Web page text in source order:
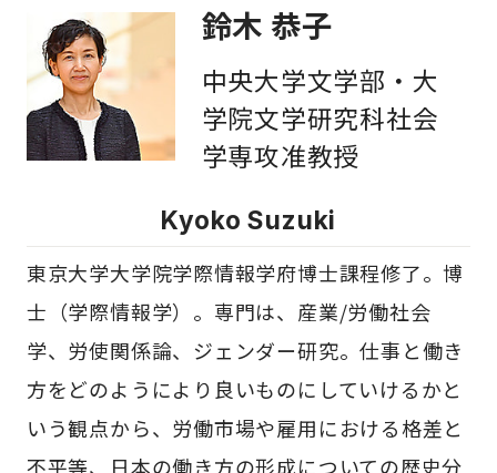
鈴木 恭子
中央大学文学部・大
学院文学研究科社会
学専攻准教授
Kyoko Suzuki
東京大学大学院学際情報学府博士課程修了。博
士（学際情報学）。専門は、産業/労働社会
学、労使関係論、ジェンダー研究。仕事と働き
方をどのようにより良いものにしていけるかと
いう観点から、労働市場や雇用における格差と
不平等、日本の働き方の形成についての歴史分